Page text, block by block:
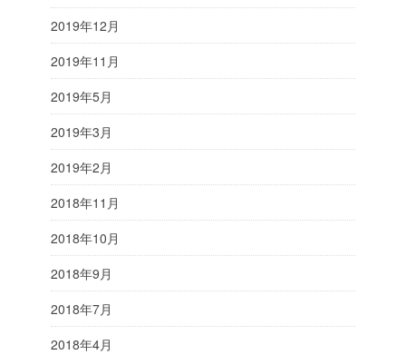
2019年12月
2019年11月
2019年5月
2019年3月
2019年2月
2018年11月
2018年10月
2018年9月
2018年7月
2018年4月